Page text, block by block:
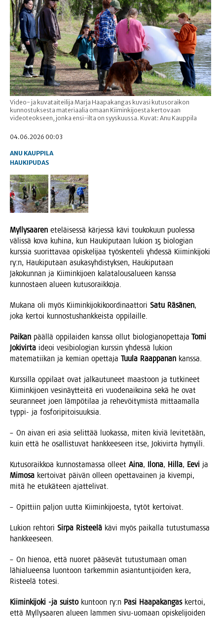
Video- ja kuvataiteilija Marja Haapakangas kuvasi kutusoraikon
kunnostuksesta materiaalia omaan Kiiminkijoesta kertovaan
videoteokseen, jonka ensi-ilta on syyskuussa. Kuvat: Anu Kauppila
04.06.2026 00:03
ANU KAUPPILA
HAUKIPUDAS
Myl­ly­saa­ren ete­läi­ses­sä kär­jes­sä kävi tou­ko­kuun puo­les­sa
välis­sä kova kuhi­na, kun Hau­ki­pu­taan lukion 15 bio­lo­gian
kurs­sia suo­rit­ta­vaa opis­ke­li­jaa työs­ken­te­li yhdes­sä Kii­min­ki­jo­ki
ry:n, Hau­ki­pu­taan asu­ka­syh­dis­tyk­sen, Hau­ki­pu­taan
Jako­kun­nan ja Kii­min­ki­joen kala­ta­lous­a­lu­een kans­sa
kun­nos­taen alu­een kutusoraikkoja.
Muka­na oli myös Kii­min­ki­jo­ki­koor­di­naat­to­ri Satu Räsä­nen,
joka ker­toi kun­nos­tus­hank­keis­ta oppilaille.
Pai­kan pääl­lä oppi­lai­den kans­sa ollut bio­lo­gian­opet­ta­ja Tomi
Joki­vir­ta ideoi vesi­bio­lo­gian kurs­sin yhdes­sä lukion
mate­ma­tii­kan ja kemian opet­ta­ja Tuu­la Raap­pa­nan kanssa.
Kurs­sil­la oppi­laat ovat jal­kau­tu­neet maas­toon ja tut­ki­neet
Kii­min­ki­joen vesi­näyt­tei­tä eri vuo­de­nai­koi­na sekä he ovat
seu­ran­neet joen läm­pö­ti­laa ja rehe­vöi­ty­mis­tä mit­taa­mal­la
typ­pi- ja fosforipitoisuuksia.
– On aivan eri asia selit­tää luo­kas­sa, miten kiviä levi­te­tään,
kuin että he osal­lis­tu­vat hank­kee­seen itse, Joki­vir­ta hymyili.
Kutuso­raik­koa kun­nos­ta­mas­sa olleet Aina, Ilo­na, Hil­la, Eevi ja
Mimo­sa ker­toi­vat päi­vän olleen opet­ta­vai­nen ja kivem­pi,
mitä he etu­kä­teen ajattelivat.
– Opit­tiin pal­jon uut­ta Kii­min­ki­joes­ta, tytöt kertoivat.
Lukion reh­to­ri Sir­pa Ris­tee­lä kävi myös pai­kal­la tutus­tu­mas­sa
hankkeeseen.
– On hie­noa, että nuo­ret pää­se­vät tutus­tu­maan oman
lähia­lu­een­sa luon­toon tar­kem­min asian­tun­ti­joi­den kera,
Ris­tee­lä totesi.
Kii­min­ki­jo­ki ‑ja suis­tokun­toon ry:n Pasi Haa­pa­kan­gasker­toi,
että Myl­ly­saa­ren alu­een lam­men sivu-uomaan opis­ke­li­joi­den